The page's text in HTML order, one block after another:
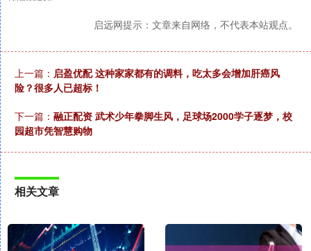
启远网提示：文章来自网络，不代表本站观点。
上一篇： 启盈优配 这种家家都有的调料，吃太多会增加肝癌风
险？很多人已超标！
下一篇： 融正配资 武术少年拳脚生风，足球场2000学子逐梦，校
园超市凭智慧购物
相关文章